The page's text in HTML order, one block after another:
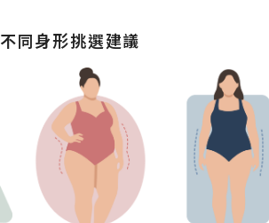
不同身形挑選建議